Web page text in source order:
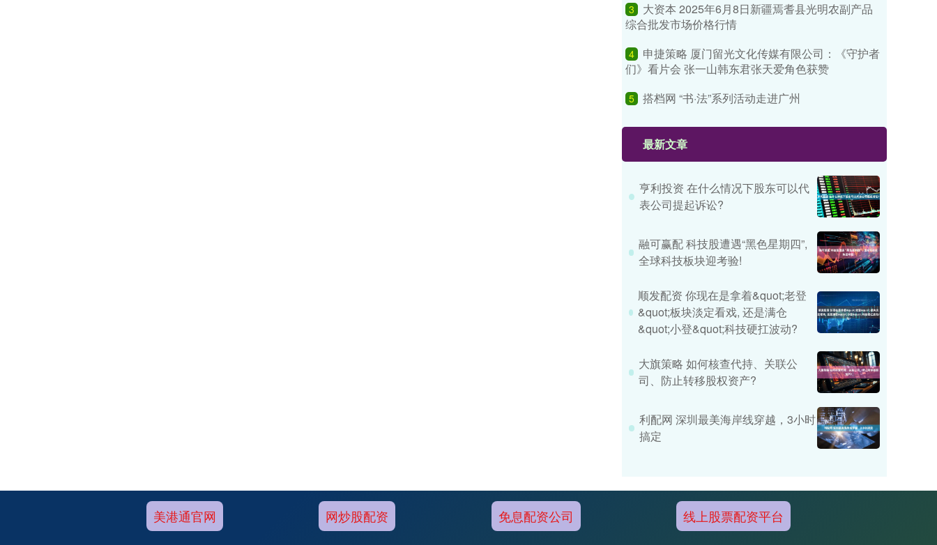
3
大资本 2025年6月8日新疆焉耆县光明农副产品
综合批发市场价格行情
4
申捷策略 厦门留光文化传媒有限公司：《守护者
们》看片会 张一山韩东君张天爱角色获赞
5 搭档网 “书·法”系列活动走进广州
最新文章
亨利投资 在什么情况下股东可以代
表公司提起诉讼?
融可赢配 科技股遭遇“黑色星期四”,
全球科技板块迎考验!
顺发配资 你现在是拿着&quot;老登
&quot;板块淡定看戏, 还是满仓
&quot;小登&quot;科技硬扛波动?
大旗策略 如何核查代持、关联公
司、防止转移股权资产?
利配网 深圳最美海岸线穿越，3小时
搞定
美港通官网 网炒股配资 免息配资公司 线上股票配资平台